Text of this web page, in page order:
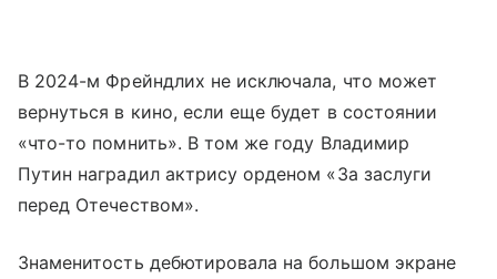
В 2024-м Фрейндлих не исключала, что может
вернуться в кино, если еще будет в состоянии
«что-то помнить». В том же году Владимир
Путин наградил актрису орденом «За заслуги
перед Отечеством».
Знаменитость дебютировала на большом экране